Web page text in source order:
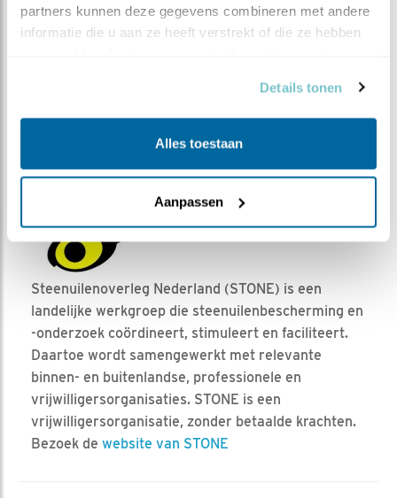
partners kunnen deze gegevens combineren met andere
informatie die u aan ze heeft verstrekt of die ze hebben
Details tonen
Alles toestaan
Aanpassen
5 april, in de middag: man wordt tijdens het gure weer door
Steenuilenoverleg Nederland (STONE) is een
landelijke werkgroep die steenuilenbescherming en
-onderzoek coördineert, stimuleert en faciliteert.
Daartoe wordt samengewerkt met relevante
binnen- en buitenlandse, professionele en
vrijwilligersorganisaties. STONE is een
vrijwilligersorganisatie, zonder betaalde krachten.
Bezoek de website van STONE